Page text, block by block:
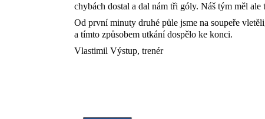
chybách dostal a dal nám tři góly. Náš tým měl
Od první minuty druhé půle jsme na soupeře
a tímto způsobem utkání dospělo ke konci.
Vlastimil Výstup, trenér